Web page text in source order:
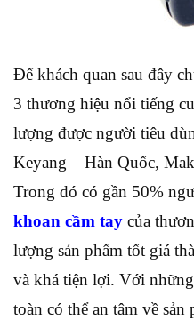
Để khách quan sau đây
3 thương hiệu nổi tiếng
lượng được người tiêu
Keyang – Hàn Quốc,
Trong đó có gần 50%
khoan cầm tay của
lượng sản phẩm tốt giá
và khá tiện lợi. Với
toàn có thể an tâm về